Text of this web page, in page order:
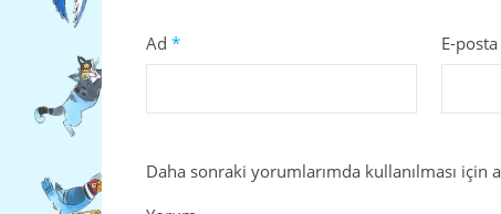
Ad * E-posta
Daha sonraki yorumlarımda kullanılması için